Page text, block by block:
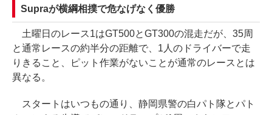
Supraが横綱相撲で危なげなく優勝
土曜日のレース1はGT500とGT300の混走だが、35周
と通常レースの約半分の距離で、1人のドライバーで走
りきること、ピット作業がないことが通常のレースとは
異なる。
スタートはいつもの通り、静岡県警の白パト隊とパト